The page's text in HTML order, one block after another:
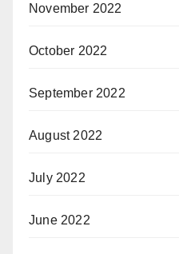
November 2022
October 2022
September 2022
August 2022
July 2022
June 2022